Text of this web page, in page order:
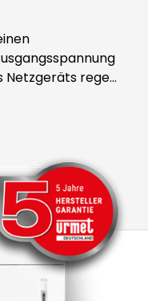
Netzgeräts regelt
eine
(2 A) verfügen.